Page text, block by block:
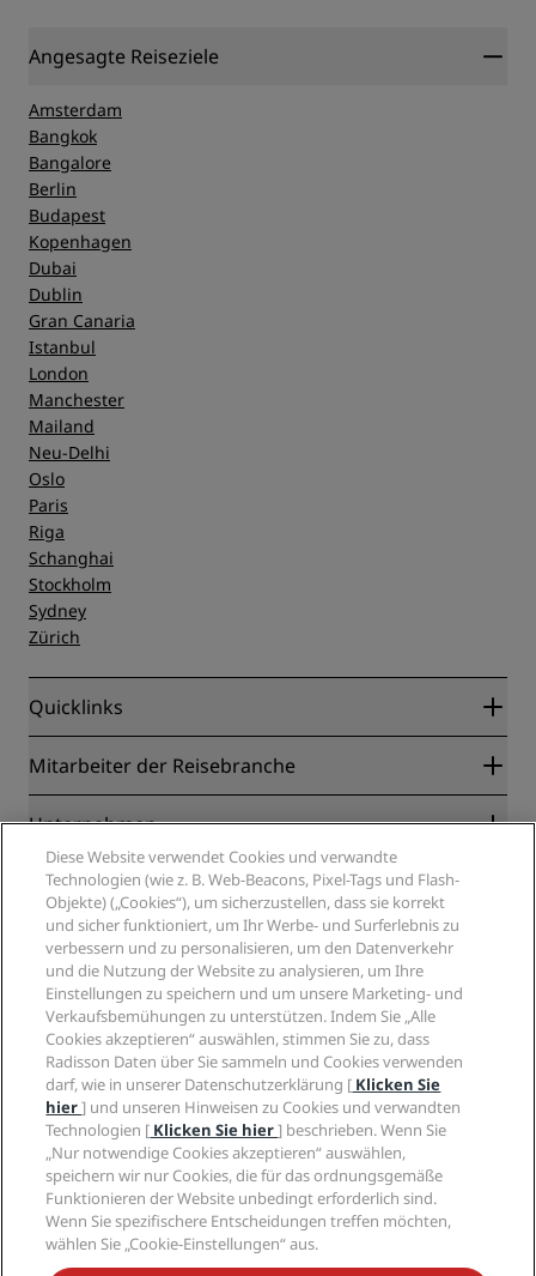
Angesagte Reiseziele
Amsterdam
Bangkok
Bangalore
Berlin
Budapest
Kopenhagen
Dubai
Dublin
Gran Canaria
Istanbul
London
Manchester
Mailand
Neu-Delhi
Oslo
Paris
Riga
Schanghai
Stockholm
Sydney
Zürich
Quicklinks
Radisson Rewards
Blog
Neue und aufstrebende Hotels
Radisson Hotels APP
„Sports Approved“-Hotels
Familienfreundliche Hotels
Gesundheit & Sicherheit
Mitarbeiter der Reisebranche
Partner
Reisebüros
Unternehmen
Radisson Hotel Group
Medien
Karriere RHG
Karriere PPHE
Karrieren EHL
The Club by RHG
Entwicklungsmöglichkeiten
Responsible Business – Unser Engagement
Einkauf
Rechtliches
Privacy Centre
Rechtliche Hinweise
Radisson Rewards Geschäftsbedingungen
Website-Nutzungsvereinbarung
Digitale Barrierefreiheit
Moderne Sklaverei – Erklärung
Hilfe
Verbrauchermeldungen
Kontakt
FAQ
Inhaltsübersicht
Soziale Medien
Marken von Radisson Hotels
VERPASSEN SIE NIEMALS UNSERE BELIEBTESTEN
Diese Website verwendet Cookies und verwandte
Technologien (wie z. B. Web-Beacons, Pixel-Tags und Flash-
Objekte) („Cookies“), um sicherzustellen, dass sie korrekt
und sicher funktioniert, um Ihr Werbe- und Surferlebnis zu
verbessern und zu personalisieren, um den Datenverkehr
und die Nutzung der Website zu analysieren, um Ihre
Einstellungen zu speichern und um unsere Marketing- und
Verkaufsbemühungen zu unterstützen. Indem Sie „Alle
Cookies akzeptieren“ auswählen, stimmen Sie zu, dass
Radisson Daten über Sie sammeln und Cookies verwenden
darf, wie in unserer Datenschutzerklärung [ Klicken Sie
hier] und unseren Hinweisen zu Cookies und verwandten
Technologien [ Klicken Sie hier] beschrieben. Wenn Sie
„Nur notwendige Cookies akzeptieren“ auswählen,
speichern wir nur Cookies, die für das ordnungsgemäße
Funktionieren der Website unbedingt erforderlich sind.
Wenn Sie spezifischere Entscheidungen treffen möchten,
wählen Sie „Cookie-Einstellungen“ aus.